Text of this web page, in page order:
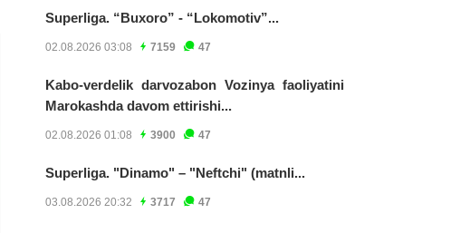
Superliga. “Buxoro” - “Lokomotiv”...
02.08.2026 03:08 7159 47
Kabo-verdelik darvozabon Vozinya faoliyatini
Marokashda davom ettirishi...
02.08.2026 01:08 3900 47
Superliga. "Dinamo" – "Neftchi" (matnli...
03.08.2026 20:32 3717 47